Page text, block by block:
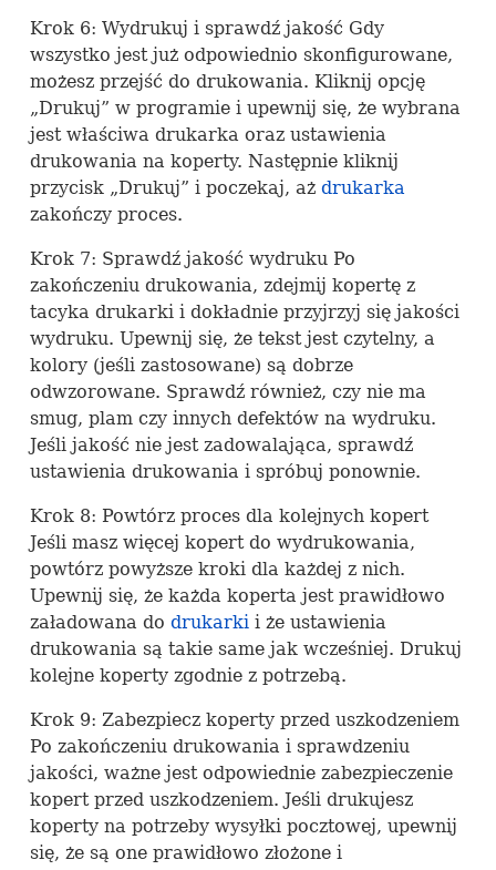
Krok 6: Wydrukuj i sprawdź jakość Gdy
wszystko jest już odpowiednio skonfigurowane,
możesz przejść do drukowania. Kliknij opcję
„Drukuj” w programie i upewnij się, że wybrana
jest właściwa drukarka oraz ustawienia
drukowania na koperty. Następnie kliknij
przycisk „Drukuj” i poczekaj, aż drukarka
zakończy proces.
Krok 7: Sprawdź jakość wydruku Po
zakończeniu drukowania, zdejmij kopertę z
tacyka drukarki i dokładnie przyjrzyj się jakości
wydruku. Upewnij się, że tekst jest czytelny, a
kolory (jeśli zastosowane) są dobrze
odwzorowane. Sprawdź również, czy nie ma
smug, plam czy innych defektów na wydruku.
Jeśli jakość nie jest zadowalająca, sprawdź
ustawienia drukowania i spróbuj ponownie.
Krok 8: Powtórz proces dla kolejnych kopert
Jeśli masz więcej kopert do wydrukowania,
powtórz powyższe kroki dla każdej z nich.
Upewnij się, że każda koperta jest prawidłowo
załadowana do drukarkii że ustawienia
drukowania są takie same jak wcześniej. Drukuj
kolejne koperty zgodnie z potrzebą.
Krok 9: Zabezpiecz koperty przed uszkodzeniem
Po zakończeniu drukowania i sprawdzeniu
jakości, ważne jest odpowiednie zabezpieczenie
kopert przed uszkodzeniem. Jeśli drukujesz
koperty na potrzeby wysyłki pocztowej, upewnij
się, że są one prawidłowo złożone i